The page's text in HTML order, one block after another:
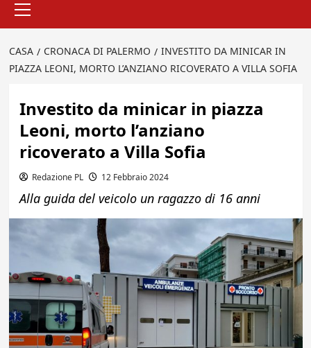
principale
CASA CRONACA DI PALERMO
INVESTITO DA MINICAR IN
PIAZZA LEONI, MORTO L’ANZIANO RICOVERATO A VILLA SOFIA
Investito da minicar in piazza
Leoni, morto l’anziano
ricoverato a Villa Sofia
Redazione PL 12 Febbraio 2024
Alla guida del veicolo un ragazzo di 16 anni